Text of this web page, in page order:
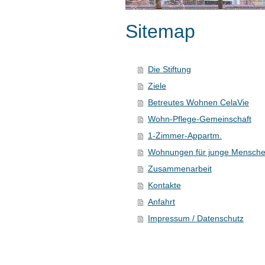
Sitemap
Die Stiftung
Ziele
Betreutes Wohnen CelaVie
Wohn-Pflege-Gemeinschaft
1-Zimmer-Appartm.
Wohnungen für junge
Zusammenarbeit
Kontakte
Anfahrt
Impressum / Datenschutz